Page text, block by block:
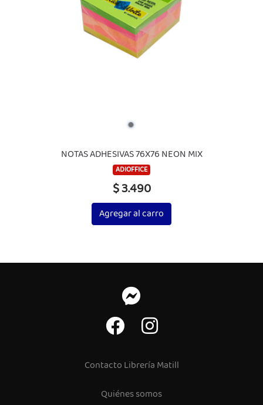
NOTAS ADHESIVAS 76X76 NEON MIX
ADIOFFICE
$ 3.490
Agregar al carro
Contacto Librería Matill
Quiénes somos